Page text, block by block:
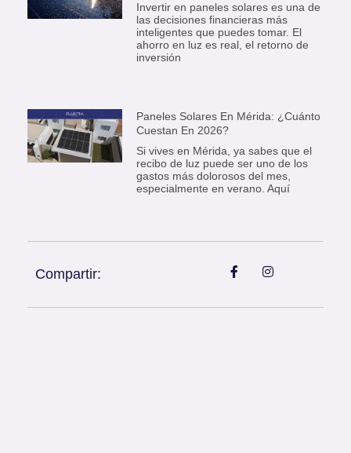
Invertir en paneles solares es una de
las decisiones financieras más
inteligentes que puedes tomar. El
ahorro en luz es real, el retorno de
inversión
Paneles Solares En Mérida: ¿Cuánto
Cuestan En 2026?
Si vives en Mérida, ya sabes que el
recibo de luz puede ser uno de los
gastos más dolorosos del mes,
especialmente en verano. Aquí
Compartir: